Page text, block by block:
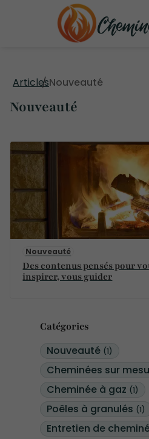
Catégories
Nouveauté (1)
Cheminées sur
Cheminée à gaz (1)
Poêles à granulés (1)
Entretien de
ArticlesNouveauté
Nouveauté
Nouveauté
Des contenus pensés pour
inspirer, vous guider